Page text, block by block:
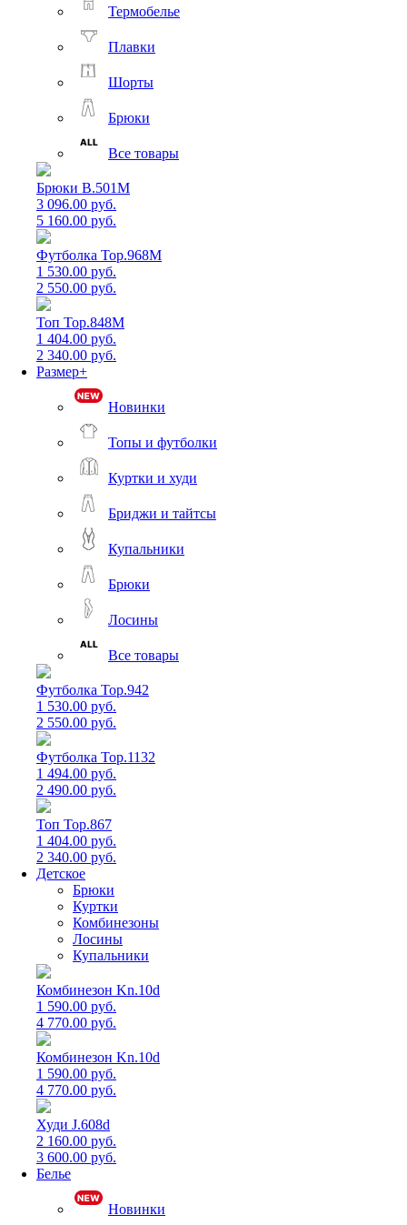
Термобелье
Плавки
Шорты
Брюки
Все товары
Брюки B.501M
3 096.00 руб.
5 160.00 руб.
Футболка Top.968M
1 530.00 руб.
2 550.00 руб.
Топ Top.848M
1 404.00 руб.
2 340.00 руб.
Размер+
Новинки
Топы и футболки
Куртки и худи
Бриджи и тайтсы
Купальники
Брюки
Лосины
Все товары
Футболка Top.942
1 530.00 руб.
2 550.00 руб.
Футболка Top.1132
1 494.00 руб.
2 490.00 руб.
Топ Top.867
1 404.00 руб.
2 340.00 руб.
Детское
Брюки
Куртки
Комбинезоны
Лосины
Купальники
Комбинезон Kn.10d
1 590.00 руб.
4 770.00 руб.
Комбинезон Kn.10d
1 590.00 руб.
4 770.00 руб.
Худи J.608d
2 160.00 руб.
3 600.00 руб.
Белье
Новинки